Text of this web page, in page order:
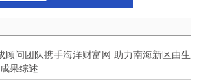
问团队携手海洋财富网 助力南海新区由生
果综述